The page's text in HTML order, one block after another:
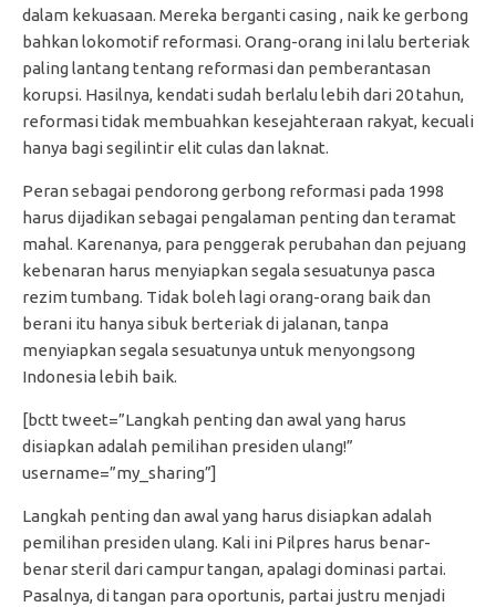
dalam kekuasaan. Mereka berganti casing , naik ke gerbong
bahkan lokomotif reformasi. Orang-orang ini lalu berteriak
paling lantang tentang reformasi dan pemberantasan
korupsi. Hasilnya, kendati sudah berlalu lebih dari 20 tahun,
reformasi tidak membuahkan kesejahteraan rakyat, kecuali
hanya bagi segilintir elit culas dan laknat.
Peran sebagai pendorong gerbong reformasi pada 1998
harus dijadikan sebagai pengalaman penting dan teramat
mahal. Karenanya, para penggerak perubahan dan pejuang
kebenaran harus menyiapkan segala sesuatunya pasca
rezim tumbang. Tidak boleh lagi orang-orang baik dan
berani itu hanya sibuk berteriak di jalanan, tanpa
menyiapkan segala sesuatunya untuk menyongsong
Indonesia lebih baik.
[bctt tweet=”Langkah penting dan awal yang harus
disiapkan adalah pemilihan presiden ulang!”
username=”my_sharing”]
Langkah penting dan awal yang harus disiapkan adalah
pemilihan presiden ulang. Kali ini Pilpres harus benar-
benar steril dari campur tangan, apalagi dominasi partai.
Pasalnya, di tangan para oportunis, partai justru menjadi